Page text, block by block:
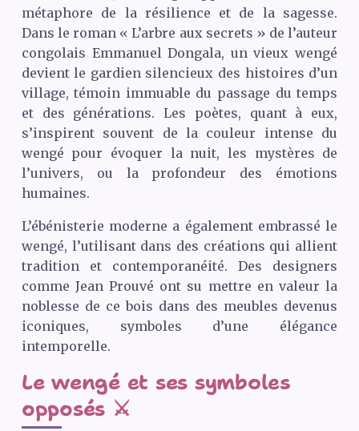
métaphore de la résilience et de la sagesse.
Dans le roman « L’arbre aux secrets » de l’auteur
congolais Emmanuel Dongala, un vieux wengé
devient le gardien silencieux des histoires d’un
village, témoin immuable du passage du temps
et des générations. Les poètes, quant à eux,
s’inspirent souvent de la couleur intense du
wengé pour évoquer la nuit, les mystères de
l’univers, ou la profondeur des émotions
humaines.
L’ébénisterie moderne a également embrassé le
wengé, l’utilisant dans des créations qui allient
tradition et contemporanéité. Des designers
comme Jean Prouvé ont su mettre en valeur la
noblesse de ce bois dans des meubles devenus
iconiques, symboles d’une élégance
intemporelle.
Le wengé et ses symboles
opposés ⚔️